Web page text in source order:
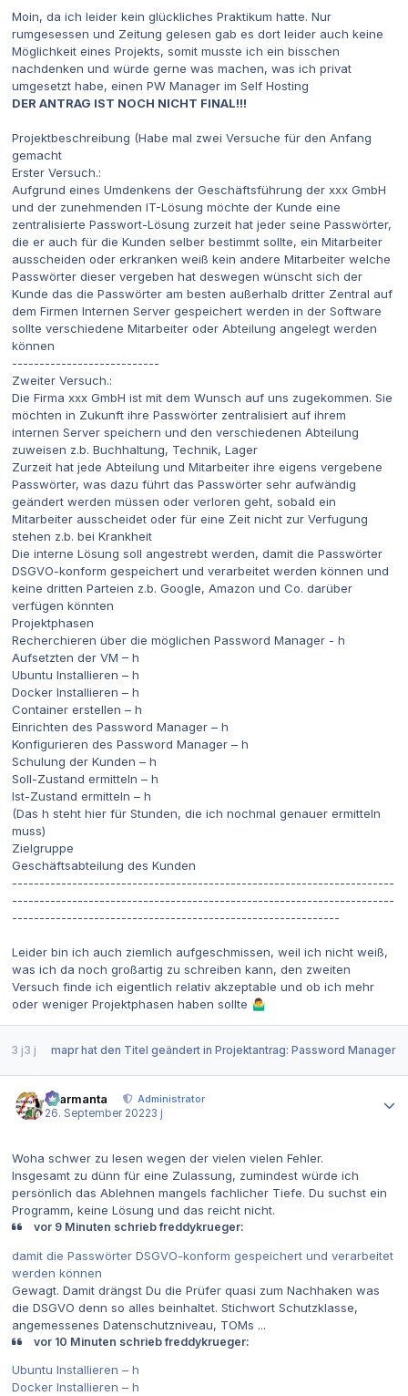
Moin, da ich leider kein glückliches Praktikum hatte. Nur
rumgesessen und Zeitung gelesen gab es dort leider auch keine
Möglichkeit eines Projekts, somit musste ich ein bisschen
nachdenken und würde gerne was machen, was ich privat
umgesetzt habe, einen PW Manager im Self Hosting
DER ANTRAG IST NOCH NICHT FINAL!!!
Projektbeschreibung (Habe mal zwei Versuche für den Anfang
gemacht
Erster Versuch.:
Aufgrund eines Umdenkens der Geschäftsführung der xxx GmbH
und der zunehmenden IT-Lösung möchte der Kunde eine
zentralisierte Passwort-Lösung zurzeit hat jeder seine Passwörter,
die er auch für die Kunden selber bestimmt sollte, ein Mitarbeiter
ausscheiden oder erkranken weiß kein andere Mitarbeiter welche
Passwörter dieser vergeben hat deswegen wünscht sich der
Kunde das die Passwörter am besten außerhalb dritter Zentral auf
dem Firmen Internen Server gespeichert werden in der Software
sollte verschiedene Mitarbeiter oder Abteilung angelegt werden
können
---------------------------
Zweiter Versuch.:
Die Firma xxx GmbH ist mit dem Wunsch auf uns zugekommen. Sie
möchten in Zukunft ihre Passwörter zentralisiert auf ihrem
internen Server speichern und den verschiedenen Abteilung
zuweisen z.b. Buchhaltung, Technik, Lager
Zurzeit hat jede Abteilung und Mitarbeiter ihre eigens vergebene
Passwörter, was dazu führt das Passwörter sehr aufwändig
geändert werden müssen oder verloren geht, sobald ein
Mitarbeiter ausscheidet oder für eine Zeit nicht zur Verfugung
stehen z.b. bei Krankheit
Die interne Lösung soll angestrebt werden, damit die Passwörter
DSGVO-konform gespeichert und verarbeitet werden können und
keine dritten Parteien z.b. Google, Amazon und Co. darüber
verfügen könnten
Projektphasen
Recherchieren über die möglichen Password Manager - h
Aufsetzten der VM – h
Ubuntu Installieren – h
Docker Installieren – h
Container erstellen – h
Einrichten des Password Manager – h
Konfigurieren des Password Manager – h
Schulung der Kunden – h
Soll-Zustand ermitteln – h
Ist-Zustand ermitteln – h
(Das h steht hier für Stunden, die ich nochmal genauer ermitteln
muss)
Zielgruppe
Geschäftsabteilung des Kunden
----------------------------------------------------------------------
----------------------------------------------------------------------
------------------------------------------------------------
Leider bin ich auch ziemlich aufgeschmissen, weil ich nicht weiß,
was ich da noch großartig zu schreiben kann, den zweiten
Versuch finde ich eigentlich relativ akzeptable und ob ich mehr
oder weniger Projektphasen haben sollte 🤷‍♂️
3 j3 j maprhat den Titel geändert in Projektantrag: Password Manager
charmanta
Administrator
26. September 20223 j
Woha schwer zu lesen wegen der vielen vielen Fehler.
Insgesamt zu dünn für eine Zulassung, zumindest würde ich
persönlich das Ablehnen mangels fachlicher Tiefe. Du suchst ein
Programm, keine Lösung und das reicht nicht.
vor 9 Minuten schrieb freddykrueger:
damit die Passwörter DSGVO-konform gespeichert und verarbeitet
werden können
Gewagt. Damit drängst Du die Prüfer quasi zum Nachhaken was
die DSGVO denn so alles beinhaltet. Stichwort Schutzklasse,
angemessenes Datenschutzniveau, TOMs ...
vor 10 Minuten schrieb freddykrueger:
Ubuntu Installieren – h
Docker Installieren – h